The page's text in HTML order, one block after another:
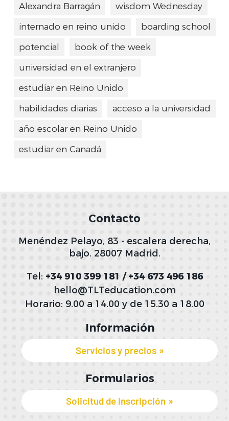
Alexandra Barragán
wisdom Wednesday
internado en reino unido
boarding school
potencial
book of the week
universidad en el extranjero
estudiar en Reino Unido
habilidades diarias
acceso a la universidad
año escolar en Reino Unido
estudiar en Canadá
Contacto
Menéndez Pelayo, 83 - escalera derecha,
bajo. 28007 Madrid.
Tel: +34 910 399 181 / +34 673 496 186
hello@TLTeducation.com
Horario: 9.00 a 14.00 y de 15.30 a 18.00
Información
Servicios y precios
Formularios
Solicitud de inscripción